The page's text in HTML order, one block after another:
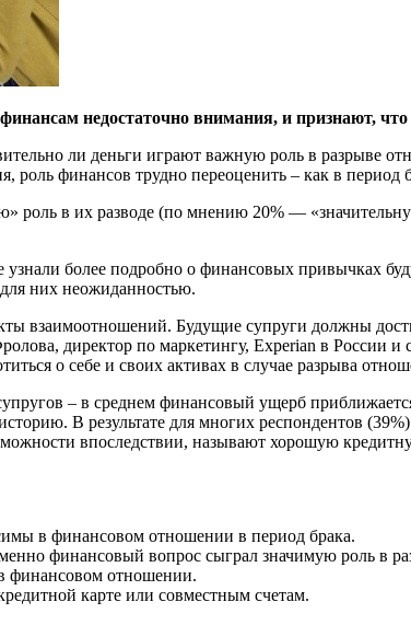
недостаточно внимания, и признают,
ли деньги играют важную роль в разрыве
роль финансов трудно переоценить – как в период
роль в их разводе (по мнению 20% —
узнали более подробно о финансовых привычках
них неожиданностью.
взаимоотношений. Будущие супруги должны
директор по маркетингу, Experian в
о себе и своих активах в случае разрыва
– в среднем финансовый ущерб
В результате для многих респондентов
впоследствии, называют хорошую
в финансовом отношении в период брака.
финансовый вопрос сыграл значимую роль в
финансовом отношении.
карте или совместным счетам.